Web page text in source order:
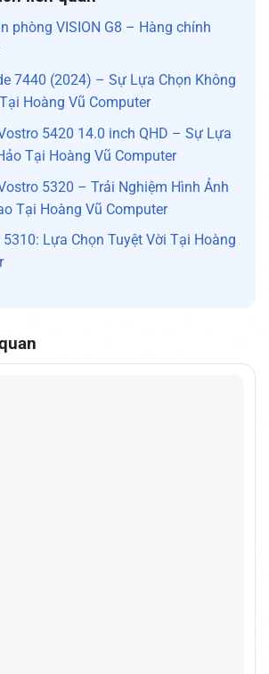
phòng VISION G8 – Hàng chính
7440 (2024) – Sự Lựa Chọn Không
Hoàng Vũ Computer
5420 14.0 inch QHD – Sự Lựa
Tại Hoàng Vũ Computer
5320 – Trải Nghiệm Hình Ảnh
Tại Hoàng Vũ Computer
5310: Lựa Chọn Tuyệt Vời Tại Hoàng